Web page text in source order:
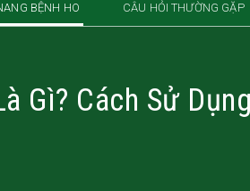
BỆNH HO CÂU HỎI THƯỜNG GẶP
Gì? Cách Sử Dụng